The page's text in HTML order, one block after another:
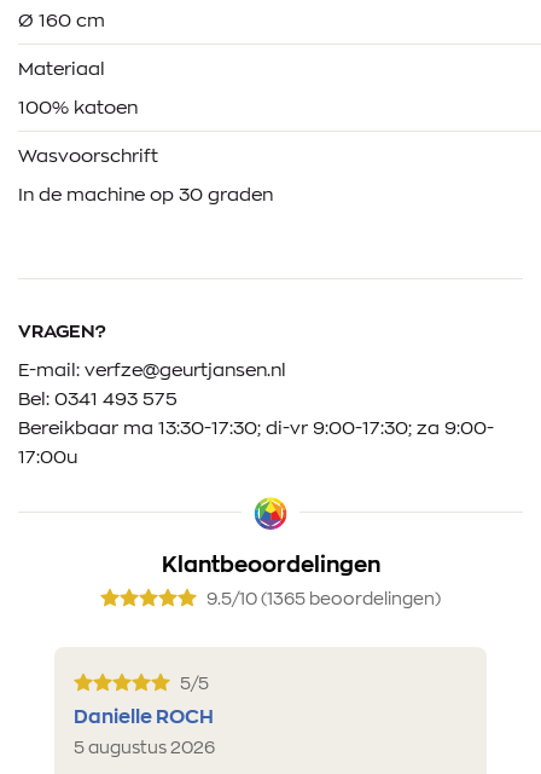
Ø 160 cm
Materiaal
100% katoen
Wasvoorschrift
In de machine op 30 graden
VRAGEN?
E-mail: verfze@geurtjansen.nl
Bel: 0341 493 575
Bereikbaar ma 13:30-17:30; di-vr 9:00-17:30; za 9:00-
17:00u
Klantbeoordelingen
9.5/10 (1365 beoordelingen)
5/5
Danielle ROCH
5 augustus 2026